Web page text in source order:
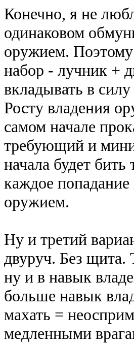
Конечно, я не
одинаковом
оружием. Поэтому
набор - лучник +
вкладывать в
Росту владения
самом начале
требующий и
начала будет
каждое
оружием.
Ну и третий
двуруч. Без щита.
ну и в навык
больше навык
махать =
медленными